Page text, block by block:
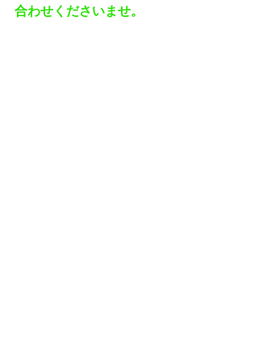
合わせくださいませ。